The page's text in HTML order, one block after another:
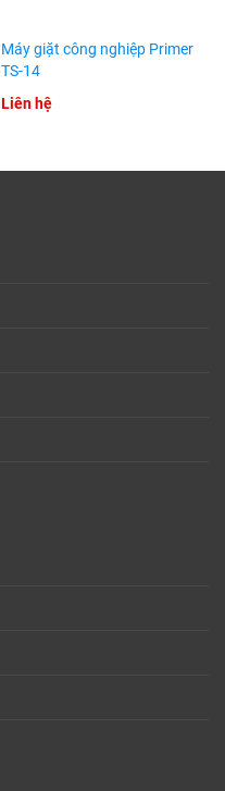
Máy giặt công nghiệp Primer
TS-14
Liên hệ